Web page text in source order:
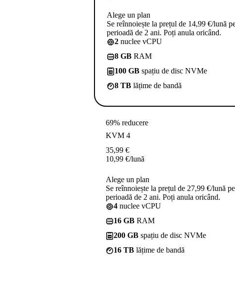
Alege un plan
Se reînnoiește la prețul de 14,99 €/lună
perioadă de 2 ani. Poți anula oricând.
2 nuclee vCPU
8 GB RAM
100 GB spațiu de disc NVMe
8 TB lățime de bandă
69% reducere
KVM 4
35,99 €
10,99 €/lună
Alege un plan
Se reînnoiește la prețul de 27,99 €/lună
perioadă de 2 ani. Poți anula oricând.
4 nuclee vCPU
16 GB RAM
200 GB spațiu de disc NVMe
16 TB lățime de bandă